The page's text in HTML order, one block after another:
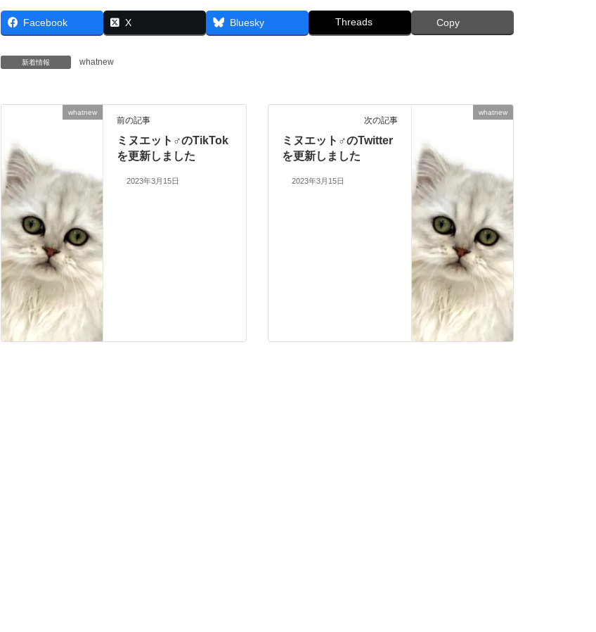
Facebook X Bluesky Threads Copy
新着情報 whatnew
whatnew
前の記事
ミヌエット♂のTikTok
を更新しました
2023年3月15日
whatnew
次の記事
ミヌエット♂のTwitter
を更新しました
2023年3月15日